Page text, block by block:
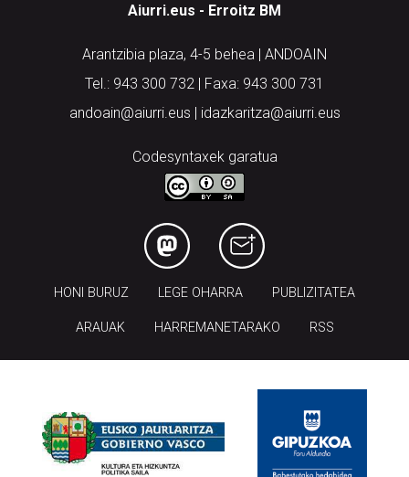
Aiurri.eus - Erroitz BM
Arantzibia plaza, 4-5 behea | ANDOAIN
Tel.: 943 300 732 | Faxa: 943 300 731
andoain@aiurri.eus | idazkaritza@aiurri.eus
Codesyntaxek garatua
HONI BURUZ LEGE OHARRA PUBLIZITATEA
ARAUAK HARREMANETARAKO RSS